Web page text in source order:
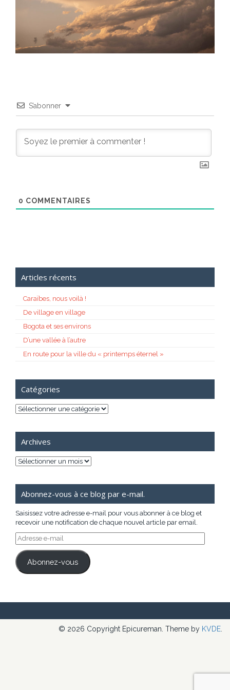
S’abonner
0 COMMENTAIRES
Articles récents
Caraïbes, nous voilà !
De village en village
Bogota et ses environs
D’une vallée à l’autre
En route pour la ville du « printemps éternel »
Catégories
Catégories
Archives
Archives
Abonnez-vous à ce blog par e-mail.
Saisissez votre adresse e-mail pour vous abonner à ce blog et
recevoir une notification de chaque nouvel article par email.
Adresse
e-
mail
Abonnez-vous
© 2026 Copyright Epicureman. Theme by KVDE.